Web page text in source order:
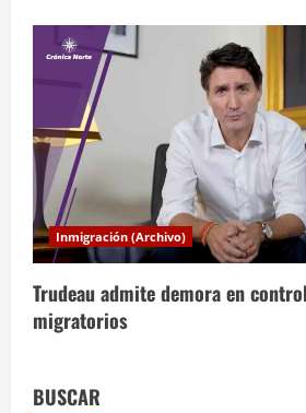
Inmigración (Archivo)
Trudeau admite demora en
migratorios
BUSCAR